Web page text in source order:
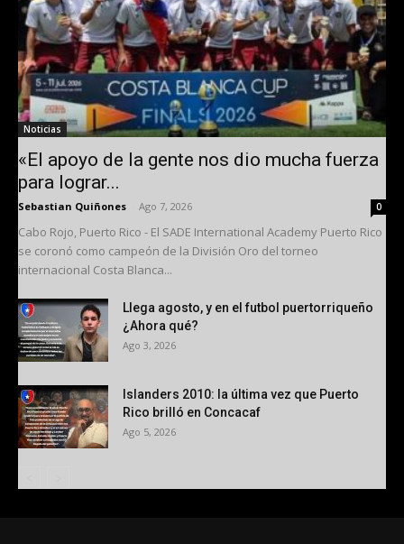
Noticias
«El apoyo de la gente nos dio mucha fuerza
para lograr...
Sebastian Quiñones Ago 7, 2026 0
Cabo Rojo, Puerto Rico - El SADE International Academy Puerto Rico
se coronó como campeón de la División Oro del torneo
internacional Costa Blanca...
Llega agosto, y en el futbol puertorriqueño
¿Ahora qué?
Ago 3, 2026
Islanders 2010: la última vez que Puerto
Rico brilló en Concacaf
Ago 5, 2026